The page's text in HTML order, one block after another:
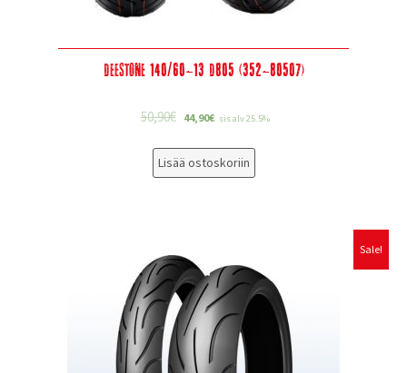
Deestone 140/60-13 D805 (352-80507)
50,90€ 44,90€ sis alv 25.5%
Lisää ostoskoriin
Sale!